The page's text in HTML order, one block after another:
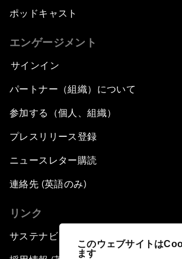
このウェブサイトは
ます
ポッドキャスト
エンゲージメント
サインイン
パートナー（組織）について
参加する（個人、組織）
プレスリリース登録
ニュースレター購読
連絡先 (英語のみ)
リンク
サステナビリティへの取り組み